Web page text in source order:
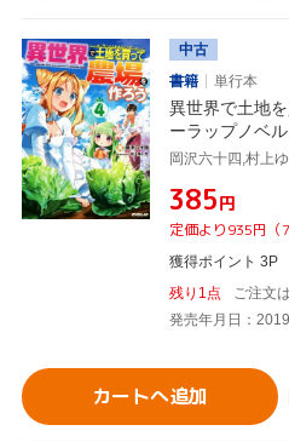
中古
書籍
単行本
異世界で土地
ーラップノベル
岡沢六十四,村上
¥385円
定価より935円（
獲得ポイント 3P
残り1点
ご注文
発売年月日：
カートへ追加